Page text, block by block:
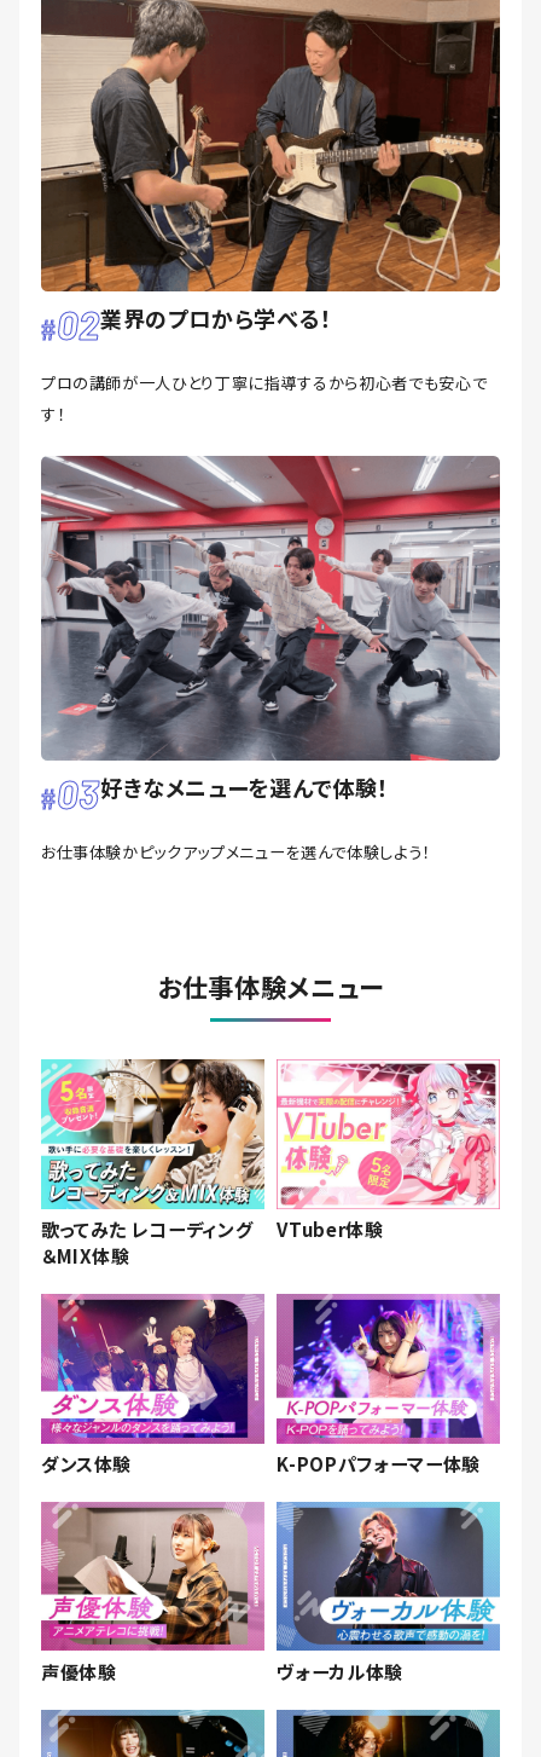
02業界のプロから学べる！
プロの講師が一人ひとり丁寧に指導するから初心者でも安心で
す！
03好きなメニューを選んで体験！
お仕事体験かピックアップメニューを選んで体験しよう！
お仕事体験メニュー
歌ってみた レコーディング
＆MIX体験
VTuber体験
ダンス体験 K-POPパフォーマー体験
声優体験 ヴォーカル体験